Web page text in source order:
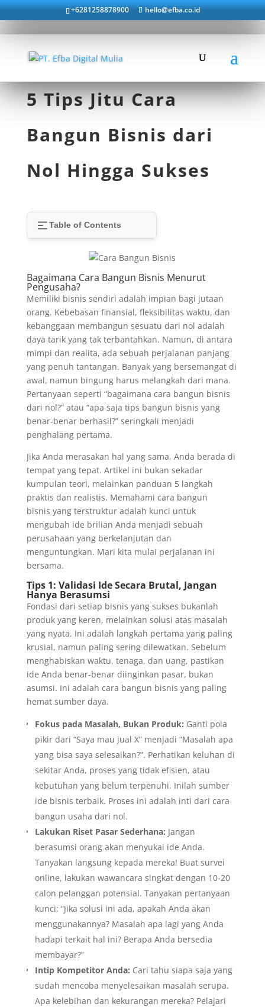
+6281258878900 hello@efba.co.id
5 Tips Jitu Cara
Bangun Bisnis dari
Nol Hingga Sukses
Table of Contents
Bagaimana Cara Bangun Bisnis Menurut
Pengusaha?
Memiliki bisnis sendiri adalah impian bagi jutaan
orang. Kebebasan finansial, fleksibilitas waktu, dan
kebanggaan membangun sesuatu dari nol adalah
daya tarik yang tak terbantahkan. Namun, di antara
mimpi dan realita, ada sebuah perjalanan panjang
yang penuh tantangan. Banyak yang bersemangat di
awal, namun bingung harus melangkah dari mana.
Pertanyaan seperti “bagaimana cara bangun bisnis
dari nol?” atau “apa saja tips bangun bisnis yang
benar-benar berhasil?” seringkali menjadi
penghalang pertama.
Jika Anda merasakan hal yang sama, Anda berada di
tempat yang tepat. Artikel ini bukan sekadar
kumpulan teori, melainkan panduan 5 langkah
praktis dan realistis. Memahami cara bangun
bisnis yang terstruktur adalah kunci untuk
mengubah ide brilian Anda menjadi sebuah
perusahaan yang berkelanjutan dan
menguntungkan. Mari kita mulai perjalanan ini
bersama.
Tips 1: Validasi Ide Secara Brutal, Jangan
Hanya Berasumsi
Fondasi dari setiap bisnis yang sukses bukanlah
produk yang keren, melainkan solusi atas masalah
yang nyata. Ini adalah langkah pertama yang paling
krusial, namun paling sering dilewatkan. Sebelum
menghabiskan waktu, tenaga, dan uang, pastikan
ide Anda benar-benar diinginkan pasar, bukan
asumsi. Ini adalah cara bangun bisnis yang paling
hemat sumber daya.
Fokus pada Masalah, Bukan Produk: Ganti pola
pikir dari “Saya mau jual X” menjadi “Masalah apa
yang bisa saya selesaikan?”. Perhatikan keluhan di
sekitar Anda, proses yang tidak efisien, atau
kebutuhan yang belum terpenuhi. Inilah sumber
ide bisnis terbaik. Proses ini adalah inti dari cara
bangun usaha dari nol.
Lakukan Riset Pasar Sederhana: Jangan
berasumsi orang akan menyukai ide Anda.
Tanyakan langsung kepada mereka! Buat survei
online, lakukan wawancara singkat dengan 10-20
calon pelanggan potensial. Tanyakan pertanyaan
kunci: “Jika solusi ini ada, apakah Anda akan
menggunakannya? Masalah apa lagi yang Anda
hadapi terkait hal ini? Berapa Anda bersedia
membayar?”
Intip Kompetitor Anda: Cari tahu siapa saja yang
sudah mencoba menyelesaikan masalah serupa.
Apa kelebihan dan kekurangan mereka? Pelajari